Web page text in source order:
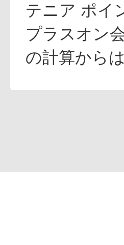
テニア ポイ
プラスオン
の計算から